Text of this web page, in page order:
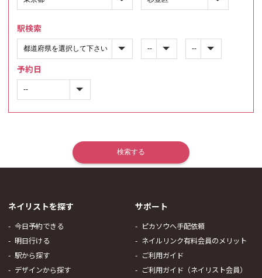
駅検索
予約日
ネイリストを探す
今日予約できる
明日行ける
駅から探す
デザインから探す
サポート
ピカソウへ手配依頼
ネイルリンク有料会員のメリット
ご利用ガイド
ご利用ガイド（ネイリスト会員）